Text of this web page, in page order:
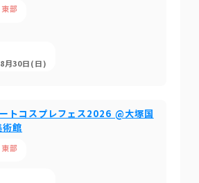
東部
月30日(日)
トコスプレフェス2026 @大塚国
術館
東部